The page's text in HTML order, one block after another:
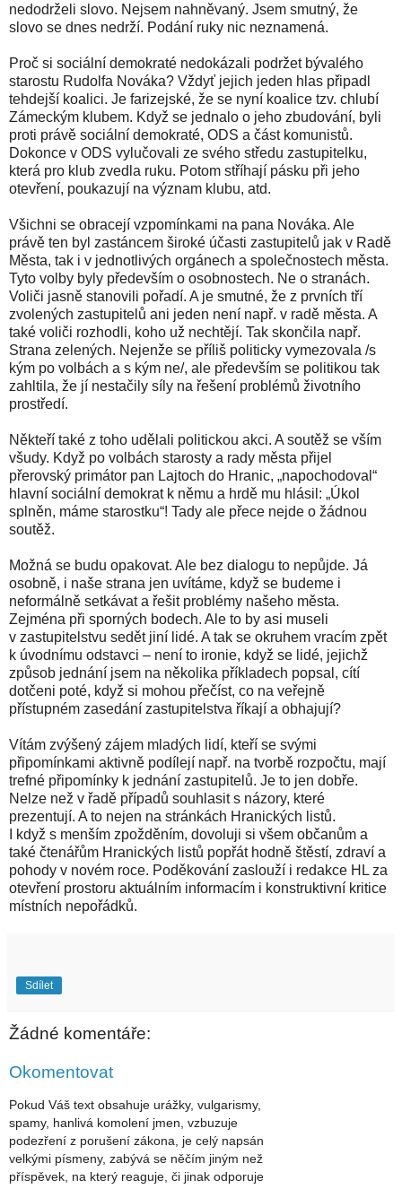
nedodrželi slovo. Nejsem nahněvaný. Jsem smutný, že
slovo se dnes nedrží. Podání ruky nic neznamená.
Proč si sociální demokraté nedokázali podržet bývalého
starostu Rudolfa Nováka? Vždyť jejich jeden hlas připadl
tehdejší koalici. Je farizejské, že se nyní koalice tzv. chlubí
Zámeckým klubem. Když se jednalo o jeho zbudování, byli
proti právě sociální demokraté, ODS a část komunistů.
Dokonce v ODS vylučovali ze svého středu zastupitelku,
která pro klub zvedla ruku. Potom stříhají pásku při jeho
otevření, poukazují na význam klubu, atd.
Všichni se obracejí vzpomínkami na pana Nováka. Ale
právě ten byl zastáncem široké účasti zastupitelů jak v Radě
Města, tak i v jednotlivých orgánech a společnostech města.
Tyto volby byly především o osobnostech. Ne o stranách.
Voliči jasně stanovili pořadí. A je smutné, že z prvních tří
zvolených zastupitelů ani jeden není např. v radě města. A
také voliči rozhodli, koho už nechtějí. Tak skončila např.
Strana zelených. Nejenže se příliš politicky vymezovala /s
kým po volbách a s kým ne/, ale především se politikou tak
zahltila, že jí nestačily síly na řešení problémů životního
prostředí.
Někteří také z toho udělali politickou akci. A soutěž se vším
všudy. Když po volbách starosty a rady města přijel
přerovský primátor pan Lajtoch do Hranic, „napochodoval“
hlavní sociální demokrat k němu a hrdě mu hlásil: „Úkol
splněn, máme starostku“! Tady ale přece nejde o žádnou
soutěž.
Možná se budu opakovat. Ale bez dialogu to nepůjde. Já
osobně, i naše strana jen uvítáme, když se budeme i
neformálně setkávat a řešit problémy našeho města.
Zejména při sporných bodech. Ale to by asi museli
v zastupitelstvu sedět jiní lidé. A tak se okruhem vracím zpět
k úvodnímu odstavci – není to ironie, když se lidé, jejichž
způsob jednání jsem na několika příkladech popsal, cítí
dotčeni poté, když si mohou přečíst, co na veřejně
přístupném zasedání zastupitelstva říkají a obhajují?
Vítám zvýšený zájem mladých lidí, kteří se svými
připomínkami aktivně podílejí např. na tvorbě rozpočtu, mají
trefné připomínky k jednání zastupitelů. Je to jen dobře.
Nelze než v řadě případů souhlasit s názory, které
prezentují. A to nejen na stránkách Hranických listů.
I když s menším zpožděním, dovoluji si všem občanům a
také čtenářům Hranických listů popřát hodně štěstí, zdraví a
pohody v novém roce. Poděkování zaslouží i redakce HL za
otevření prostoru aktuálním informacím i konstruktivní kritice
místních nepořádků.
Sdílet
Žádné komentáře:
Okomentovat
Pokud Váš text obsahuje urážky, vulgarismy,
spamy, hanlivá komolení jmen, vzbuzuje
podezření z porušení zákona, je celý napsán
velkými písmeny, zabývá se něčím jiným než
příspěvek, na který reaguje, či jinak odporuje